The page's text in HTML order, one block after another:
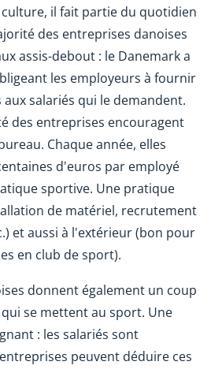
il fait partie du quotidien
des entreprises danoises
assis-debout : le Danemark a
les employeurs à fournir
salariés qui le demandent.
des entreprises encouragent
Chaque année, elles
d'euros par employé
sportive. Une pratique
de matériel, recrutement
et aussi à l'extérieur (bon pour
en club de sport).
donnent également un coup
se mettent au sport. Une
: les salariés sont
peuvent déduire ces